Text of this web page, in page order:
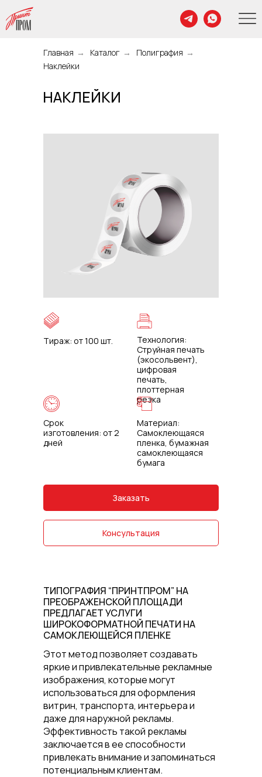
Главная → Каталог → Полиграфия →
Наклейки
НАКЛЕЙКИ
Заказать
Консультация
Тираж: от 100 шт.
Срок
изготовления: от 2
дней
Технология:
Струйная печать
(экосольвент),
цифровая
печать,
плоттерная
резка
Материал:
Самоклеющаяся
пленка, бумажная
самоклеющаяся
бумага
ТИПОГРАФИЯ “ПРИНТПРОМ” НА
ПРЕОБРАЖЕНСКОЙ ПЛОЩАДИ
ПРЕДЛАГАЕТ УСЛУГИ
ШИРОКОФОРМАТНОЙ ПЕЧАТИ НА
САМОКЛЕЮЩЕЙСЯ ПЛЕНКЕ
Этот метод позволяет создавать
яркие и привлекательные рекламные
изображения, которые могут
использоваться для оформления
витрин, транспорта, интерьера и
даже для наружной рекламы.
Эффективность такой рекламы
заключается в ее способности
привлекать внимание и запоминаться
потенциальным клиентам.